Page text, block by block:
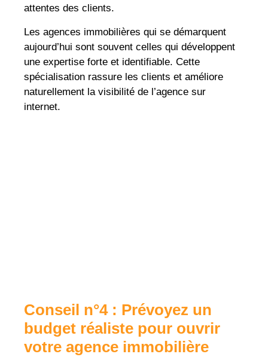
attentes des clients.
Les agences immobilières qui se démarquent
aujourd’hui sont souvent celles qui développent
une expertise forte et identifiable. Cette
spécialisation rassure les clients et améliore
naturellement la visibilité de l’agence sur
internet.
Conseil n°4 : Prévoyez un
budget réaliste pour ouvrir
votre agence immobilière